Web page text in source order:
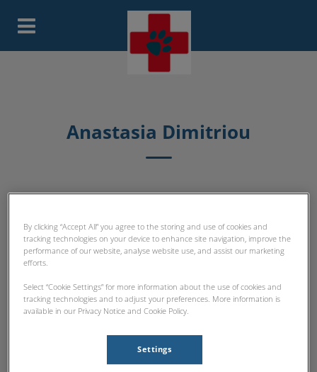
Homepage Tierarztpraxis
Anastasia Dimitriou
TFA-TEAM
By clicking “Accept All” you agree to the storing and use of cookies and
tracking technologies on your device to enhance site navigation, improve the
performance of our website, analyse website use, and assist our marketing
efforts.
Select “Cookie Settings” for more information about the use of cookies and
tracking technologies and to adjust your preferences. More information is
available in our Privacy Notice and Cookie Policy.
Settings